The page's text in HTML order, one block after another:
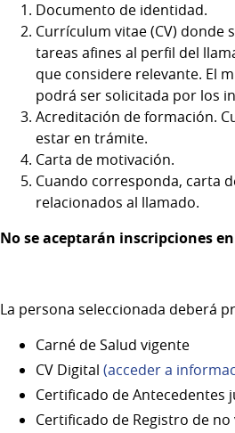
Documento de identidad.
Currículum vitae (CV) donde
tareas afines al perfil del
que considere relevante. El
podrá ser solicitada por los
Acreditación de formación.
estar en trámite.
Carta de motivación.
Cuando corresponda, carta
relacionados al llamado.
No se aceptarán inscripciones
La persona seleccionada deberá
Carné de Salud vigente
CV Digital (acceder a
Certificado de Antecedentes
Certificado de Registro de